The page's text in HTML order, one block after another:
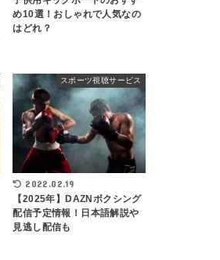
め10選！おしゃれで人気なの
はどれ？
スポーツ視聴サービス
2022.02.19
【2025年】DAZNボクシング
配信予定情報！日本語解説や
見逃し配信も